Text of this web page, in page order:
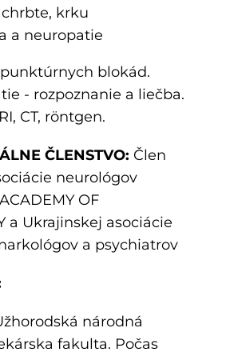
krku
a neuropatie
blokád.
- rozpoznanie a liečba.
CT, röntgen.
ČLENSTVO: Člen
neurológov
OF
a Ukrajinskej asociácie
a psychiatrov
národná
fakulta. Počas